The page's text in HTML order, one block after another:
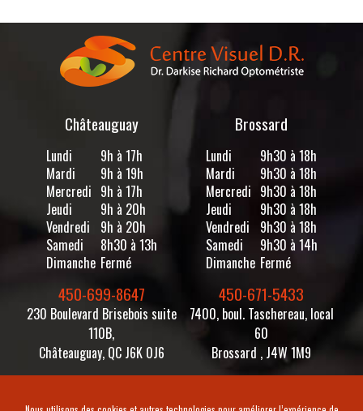
Châteauguay
Lundi
9h à 17h
Mardi
9h à 19h
Mercredi 9h à 17h
Jeudi
9h à 20h
Vendredi
9h à 20h
Samedi
8h30 à 13h
Dimanche Fermé
450-699-8647
230 Boulevard Brisebois suite
110B,
Châteauguay, QC J6K 0J6
Brossard
Lundi
9h30 à 18h
Mardi
9h30 à 18h
Mercredi 9h30 à 18h
Jeudi
9h30 à 18h
Vendredi
9h30 à 18h
Samedi
9h30 à 14h
Dimanche Fermé
450-671-5433
7400, boul. Taschereau, local
60
Brossard , J4W 1M9